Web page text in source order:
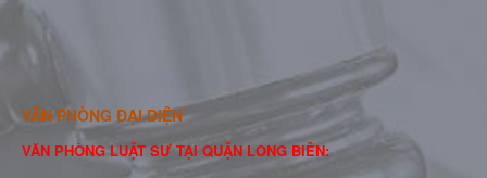
VĂN PHÒNG ĐẠI DIỆN
VĂN PHÒNG LUẬT SƯ TẠI QUẬN LONG BIÊN: